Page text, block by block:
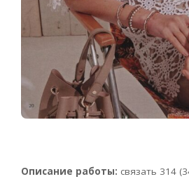
Описание работы: связать 314